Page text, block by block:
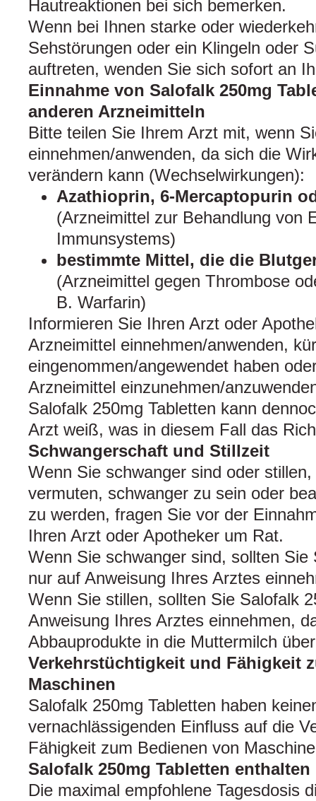
Hautreaktionen bei sich bemerken.
Wenn bei Ihnen starke oder
Sehstörungen oder ein Klingeln oder
auftreten, wenden Sie sich sofort an
Einnahme von Salofalk 250mg
anderen Arzneimitteln
Bitte teilen Sie Ihrem Arzt mit, wenn
einnehmen/anwenden, da sich die
verändern kann (Wechselwirkungen):
Azathioprin, 6-Mercaptopurin
(Arzneimittel zur Behandlung von
Immunsystems)
bestimmte Mittel, die die
(Arzneimittel gegen Thrombose
B. Warfarin)
Informieren Sie Ihren Arzt oder
Arzneimittel einnehmen/anwenden,
eingenommen/angewendet haben
Arzneimittel einzunehmen/
Salofalk 250mg Tabletten kann
Arzt weiß, was in diesem Fall das
Schwangerschaft und Stillzeit
Wenn Sie schwanger sind oder
vermuten, schwanger zu sein oder
zu werden, fragen Sie vor der
Ihren Arzt oder Apotheker um Rat.
Wenn Sie schwanger sind, sollten Sie
nur auf Anweisung Ihres Arztes
Wenn Sie stillen, sollten Sie Salofalk
Anweisung Ihres Arztes einnehmen,
Abbauprodukte in die Muttermilch
Verkehrstüchtigkeit und Fähigkeit
Maschinen
Salofalk 250mg Tabletten haben
vernachlässigenden Einfluss auf die
Fähigkeit zum Bedienen von
Salofalk 250mg Tabletten enthalten
Die maximal empfohlene Tagesdosis